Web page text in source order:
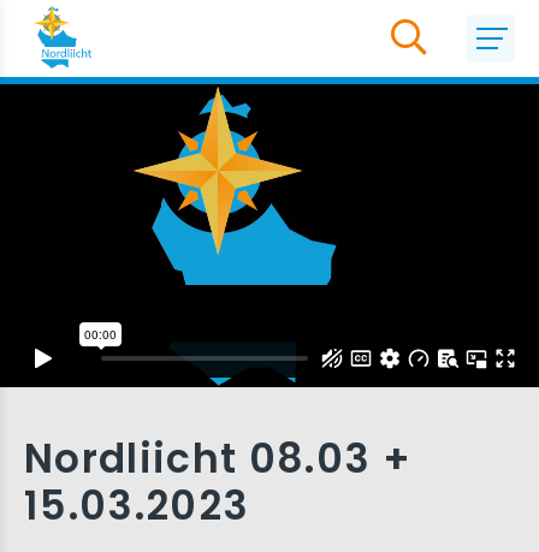
Nordliicht 08.03 +
15.03.2023